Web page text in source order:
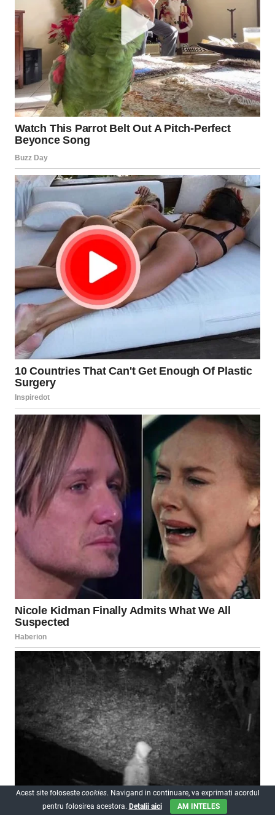
Acest site foloseste cookies. Navigand in continuare, va exprimati acordul
pentru folosirea acestora. Detalii aici AM INTELES